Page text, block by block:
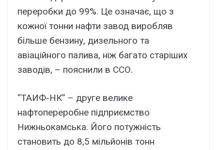
переробки до 99%. Це означає, що з
кожної тонни нафти завод виробляв
більше бензину, дизельного та
авіаційного палива, ніж багато старіших
заводів, – пояснили в ССО.
“ТАИФ-НК” – друге велике
нафтопереробне підприємство
Нижньокамська. Його потужність
становить до 8,5 мільйонів тонн